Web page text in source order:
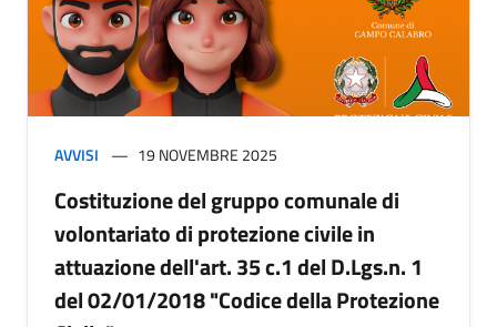
AVVISI 19 NOVEMBRE 2025
Costituzione del gruppo comunale di
volontariato di protezione civile in
attuazione dell'art. 35 c.1 del D.Lgs.n. 1
del 02/01/2018 "Codice della Protezione